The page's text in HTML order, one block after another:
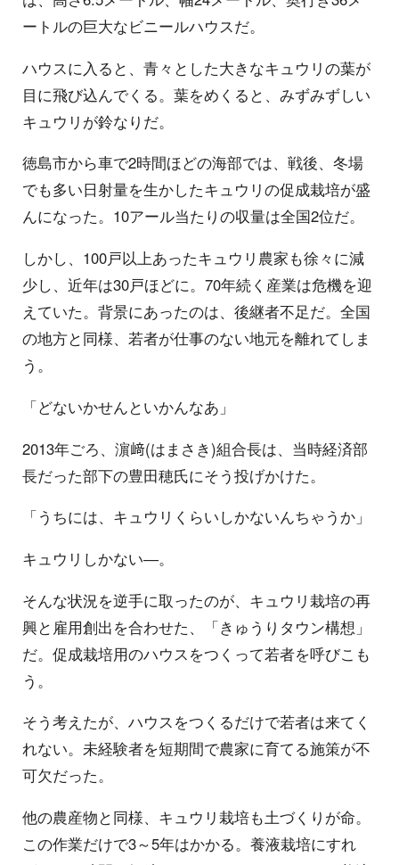
ートルの巨大なビニールハウスだ。
ハウスに入ると、青々とした大きなキュウリの葉が
目に飛び込んでくる。葉をめくると、みずみずしい
キュウリが鈴なりだ。
徳島市から車で2時間ほどの海部では、戦後、冬場
でも多い日射量を生かしたキュウリの促成栽培が盛
んになった。10アール当たりの収量は全国2位だ。
しかし、100戸以上あったキュウリ農家も徐々に減
少し、近年は30戸ほどに。70年続く産業は危機を迎
えていた。背景にあったのは、後継者不足だ。全国
の地方と同様、若者が仕事のない地元を離れてしま
う。
「どないかせんといかんなあ」
2013年ごろ、濵﨑(はまさき)組合長は、当時経済部
長だった部下の豊田穂氏にそう投げかけた。
「うちには、キュウリくらいしかないんちゃうか」
キュウリしかない―。
そんな状況を逆手に取ったのが、キュウリ栽培の再
興と雇用創出を合わせた、「きゅうりタウン構想」
だ。促成栽培用のハウスをつくって若者を呼びこも
う。
そう考えたが、ハウスをつくるだけで若者は来てく
れない。未経験者を短期間で農家に育てる施策が不
可欠だった。
他の農産物と同様、キュウリ栽培も土づくりが命。
この作業だけで3～5年はかかる。養液栽培にすれ